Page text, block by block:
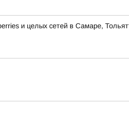
и целых сетей в Самаре,